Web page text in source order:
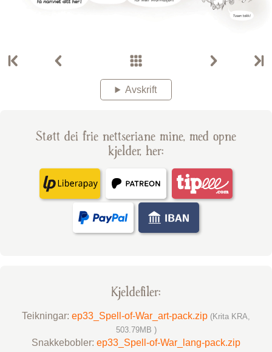
Avskrift
Støtt dei frie nettseriane mine, med opne
kjelder, her:
Kjelde­filer:
Teikningar: ep33_Spell-of-War_art-pack.zip (Krita KRA,
503.79MB )
Snakke­bobler: ep33_Spell-of-War_lang-pack.zip